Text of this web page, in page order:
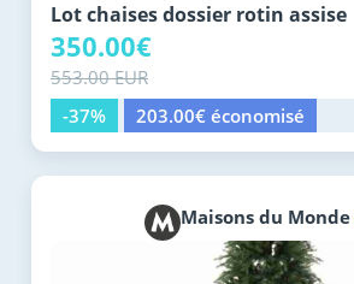
Lot chaises dossier rotin assise
350.00€
553.00 EUR
-37%
203.00€ économisé
Maisons du Monde